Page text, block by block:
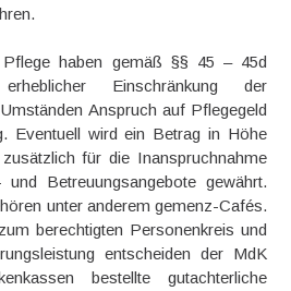
haben gemäß §§ 45 – 45d
Einschränkung der
Anspruch auf Pflegegeld
Eventuell wird ein Betrag in Höhe
für die Inanspruchnahme
und Betreuungsangebote gewährt.
unter anderem gemenz-Cafés.
berechtigten Personenkreis und
entscheiden der MdK
bestellte gutachterliche